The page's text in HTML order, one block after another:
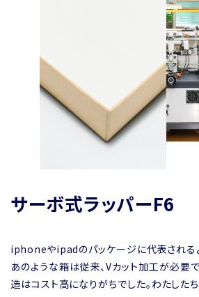
サーボ式ラッパーF6
iphoneやipadのパッケージに代表される
あのような箱は従来、Vカット加工が必要
造はコスト高になりがちでした。わたした